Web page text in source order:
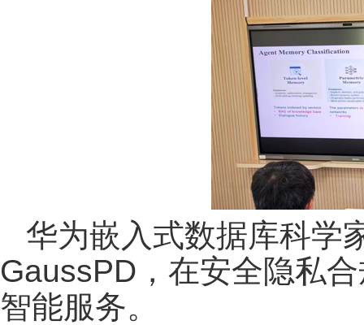
华为嵌入式数据库科学
GaussPD，在安全隐私
智能服务。